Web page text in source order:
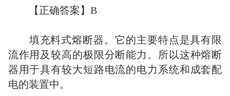
【正确答案】B
填充料式熔断器。它的主要特点是具有限
流作用及较高的极限分断能力。所以这种熔断
器用于具有较大短路电流的电力系统和成套配
电的装置中。